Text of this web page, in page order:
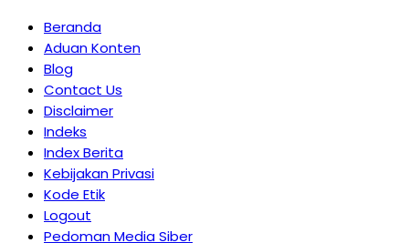
Beranda
Aduan Konten
Blog
Contact Us
Disclaimer
Indeks
Index Berita
Kebijakan Privasi
Kode Etik
Logout
Pedoman Media Siber